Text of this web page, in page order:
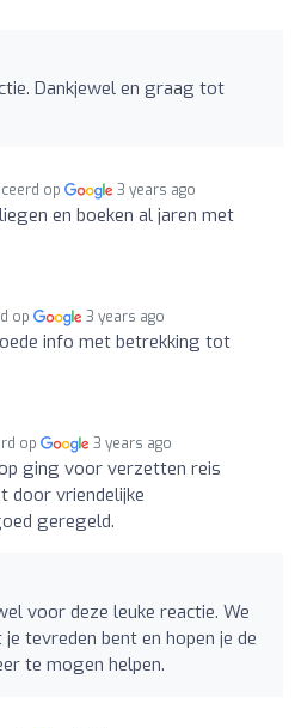
Dankjewel en graag tot
op 3 years ago
en boeken al jaren met
op 3 years ago
info met betrekking tot
op 3 years ago
ging voor verzetten reis
door vriendelijke
geregeld.
voor deze leuke reactie. We
tevreden bent en hopen je de
te mogen helpen.